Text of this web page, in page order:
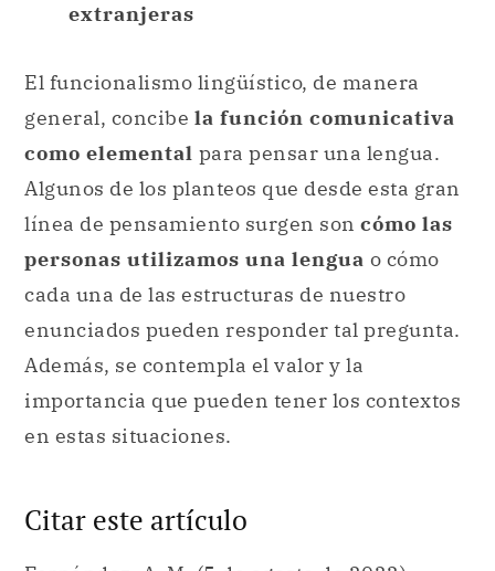
extranjeras
El funcionalismo lingüístico, de manera
general, concibe la función comunicativa
como elemental para pensar una lengua.
Algunos de los planteos que desde esta gran
línea de pensamiento surgen son cómo las
personas utilizamos una lengua o cómo
cada una de las estructuras de nuestro
enunciados pueden responder tal pregunta.
Además, se contempla el valor y la
importancia que pueden tener los contextos
en estas situaciones.
Citar este artículo